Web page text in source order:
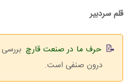
قلم سردبیر
حرف ما در صنعت قارچ
درون صنفی است.